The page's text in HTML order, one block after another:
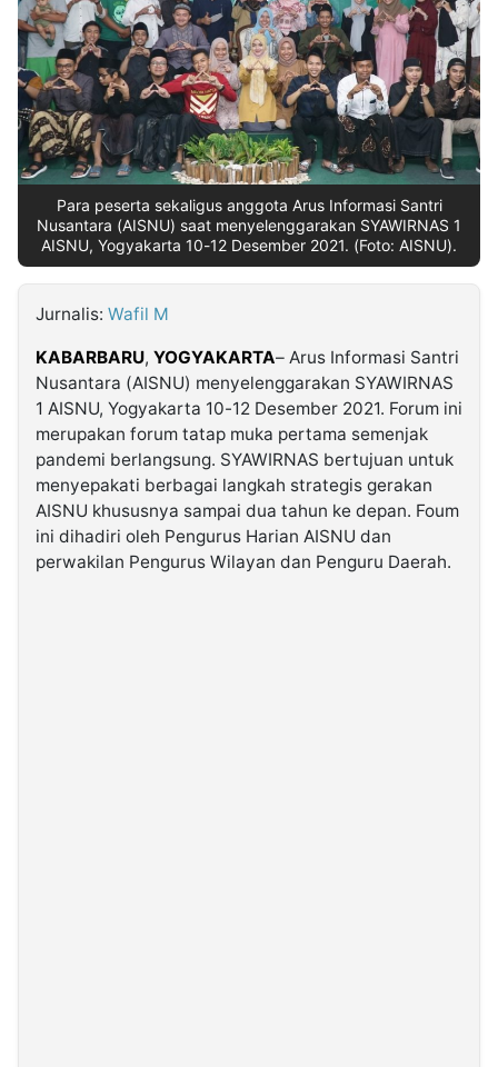
Insight
NTB
Suara
Time
Lens
IDN
Daily
Jogja
Jalan
Rakyat
Idealita
News
Kita
Notice
Dinamikapost.com
Radar
Baru
Seedbacklink
Follow
Kabarbaru
Kabarbaru.co
Media
Para peserta sekaligus anggota Arus Informasi Santri
Nusantara (AISNU) saat menyelenggarakan SYAWIRNAS 1
AISNU, Yogyakarta 10-12 Desember 2021. (Foto: AISNU).
Jurnalis: Wafil M
KABARBARU, YOGYAKARTA– Arus Informasi Santri
Nusantara (AISNU) menyelenggarakan SYAWIRNAS
1 AISNU, Yogyakarta 10-12 Desember 2021. Forum ini
merupakan forum tatap muka pertama semenjak
pandemi berlangsung. SYAWIRNAS bertujuan untuk
menyepakati berbagai langkah strategis gerakan
AISNU khususnya sampai dua tahun ke depan. Foum
ini dihadiri oleh Pengurus Harian AISNU dan
perwakilan Pengurus Wilayan dan Penguru Daerah.